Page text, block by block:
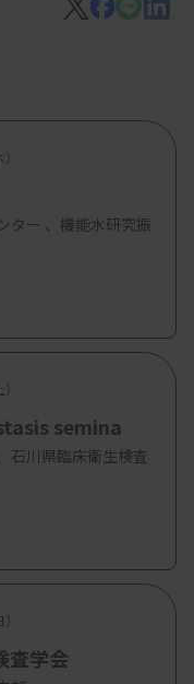
、非会員 5000
ター 、機能水研究振
semina
石川県臨床衛生検査
査学会